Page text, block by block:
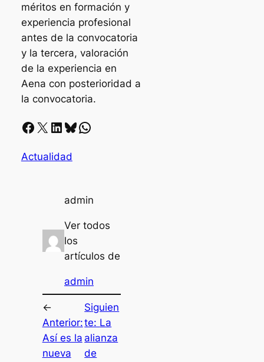
méritos en formación y
experiencia profesional
antes de la convocatoria
y la tercera, valoración
de la experiencia en
Aena con posterioridad a
la convocatoria.
Facebook X LinkedIn Bluesky Whatsapp
Actualidad
admin
Ver todos
los
artículos de
admin
←
Anterior:
Así es la
nueva
Siguien
te: La
alianza
de